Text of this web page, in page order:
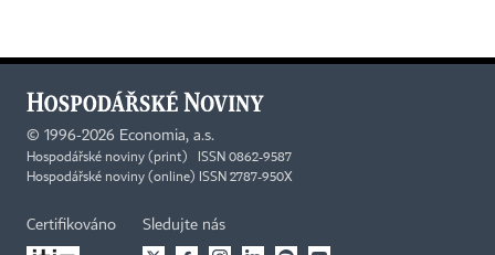
© 1996-2026 Economia, a.s.
Hospodářské noviny (print) ISSN 0862-9587
Hospodářské noviny (online) ISSN 2787-950X
Certifikováno Sledujte nás